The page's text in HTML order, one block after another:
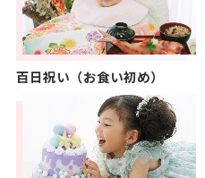
百日祝い（お食い初め）